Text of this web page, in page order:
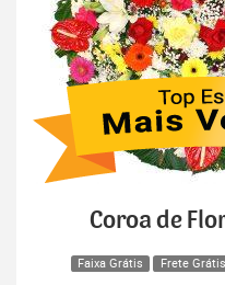
Coroa de
Faixa Grátis Frete Grátis